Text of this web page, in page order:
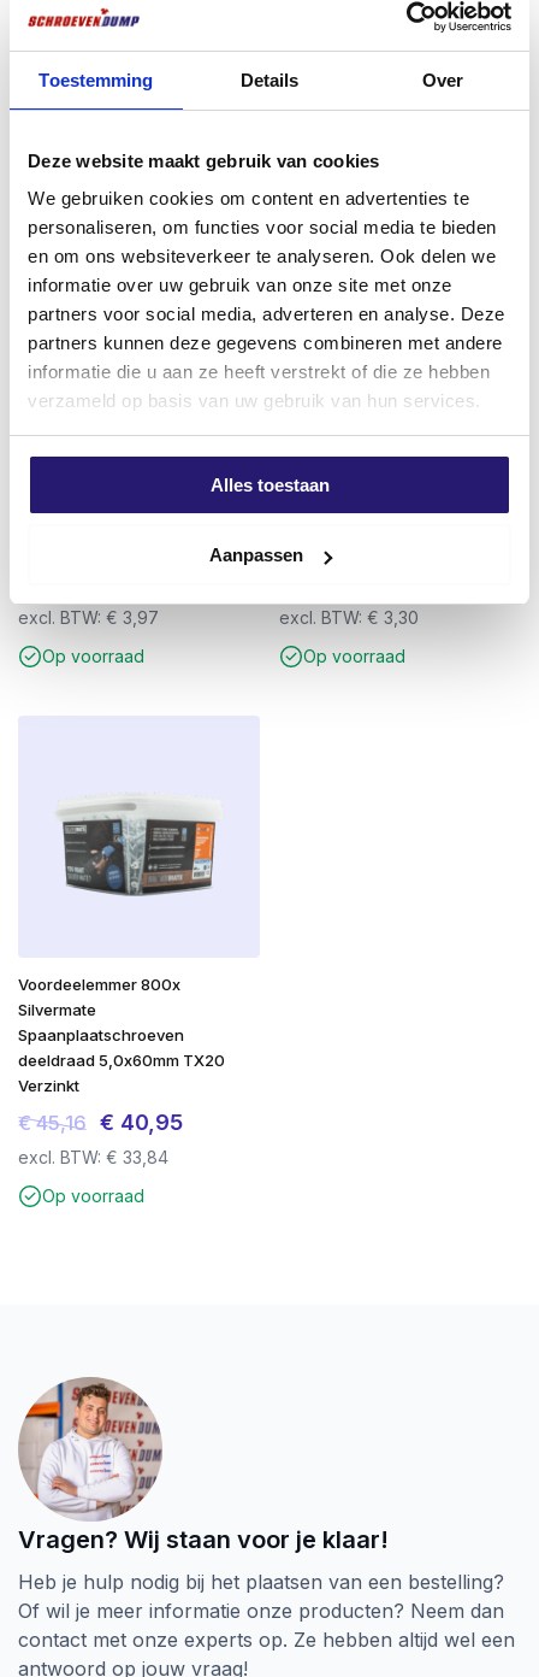
Toestemming Details Over
Deze website maakt gebruik van cookies
We gebruiken cookies om content en advertenties te
personaliseren, om functies voor social media te bieden
en om ons websiteverkeer te analyseren. Ook delen we
informatie over uw gebruik van onze site met onze
partners voor social media, adverteren en analyse. Deze
partners kunnen deze gegevens combineren met andere
informatie die u aan ze heeft verstrekt of die ze hebben
verzameld op basis van uw gebruik van hun services.
Alles toestaan
Aanpassen
Reciprozaagblad Barracuda
Stepdrill Bi-Metaal 200 mm –
Hout & Metaal – Heavy-Duty
€2,99
excl. BTW:€2,47
Niet op voorraad
vlonderschroeven RVS 410 5,0
x 50 200stuks TX-25
€12,17
excl. BTW:€
Op voorraad
Meest verkocht
professionele High tack/lijmkit
prijs
was:
excl. BTW: € 3,97
Op voorraad
Wera bithouder magnetisch
excl. BTW:€ 3,30
Op voorraad
Voordeelemmer 800x
Silvermate
Spaanplaatschroeven
deeldraad 5,0x60mm TX20
Verzinkt
€45,16 Oorspronkelijke
prijs
was:
€ 40,95Huidige
excl. BTW: € 33,84
Op voorraad
Vragen? Wij staan voor je klaar!
Heb je hulp nodig bij het plaatsen van een bestelling?
Of wil je meer informatie onze producten? Neem dan
contact met onze experts op. Ze hebben altijd wel een
antwoord op jouw vraag!